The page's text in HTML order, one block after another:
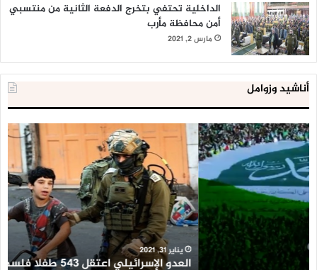
الداخلية تحتفي بتخرج الدفعة الثانية من منتسبي
أمن محافظة مأرب
مارس 2, 2021
أناشيد وزوامل
العدو
الإسرائيلي
اعتقل
543
طفلا
فلسطينيا
خلال
2020
يناير 31, 2021
العدو الإسرائيلي اعتقل 543 طفلا فلسطينيا خلال 2020